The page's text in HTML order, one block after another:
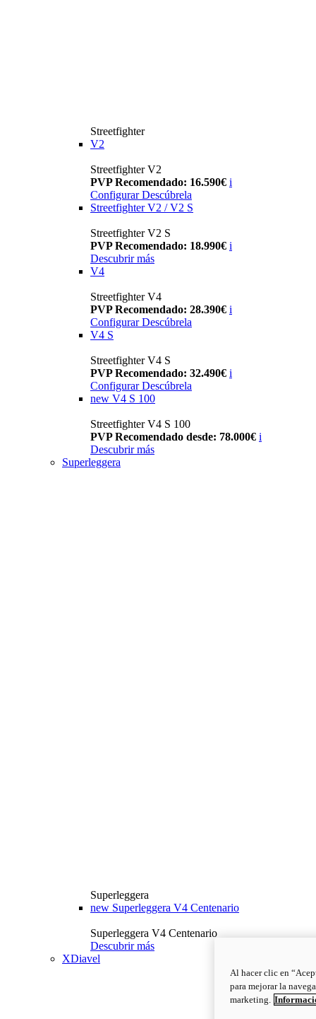
Streetfighter
V2
Streetfighter V2
PVP Recomendado: 16.590€ i
Configurar Descúbrela
Streetfighter V2 / V2 S
Streetfighter V2 S
PVP Recomendado: 18.990€ i
Descubrir más
V4
Streetfighter V4
PVP Recomendado: 28.390€ i
Configurar Descúbrela
V4 S
Streetfighter V4 S
PVP Recomendado: 32.490€ i
Configurar Descúbrela
new V4 S 100
Streetfighter V4 S 100
PVP Recomendado desde: 78.000€ i
Descubrir más
Superleggera
Superleggera
new Superleggera V4 Centenario
Superleggera V4 Centenario
Descubrir más
XDiavel
Al hacer clic en
para mejorar la
marketing.